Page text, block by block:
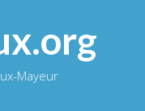
Mayeur